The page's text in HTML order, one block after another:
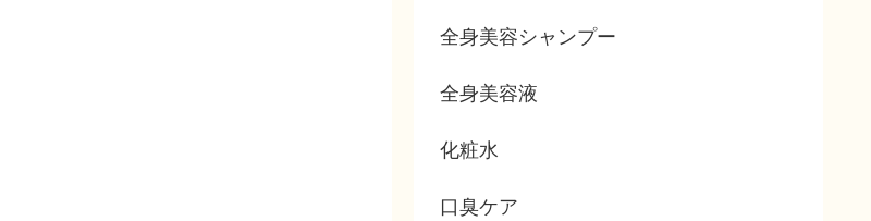
全身美容シャンプー
全身美容液
化粧水
口臭ケア